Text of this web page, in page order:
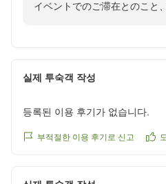
イベントでのご滞在とのこと
は、スタッフ一同にとっても
とも快適にお過ごしいただけ
い。
실제 투숙객 작성
등록된 이용 후기가 없습니다.
부적절한 이용 후기로 신고